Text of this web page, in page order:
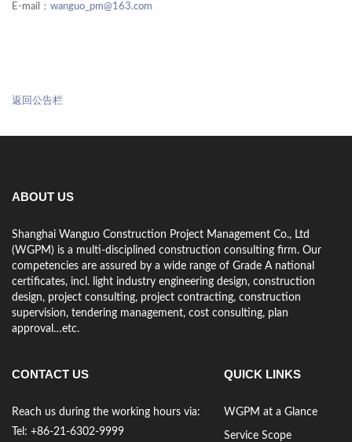
E-mail： wanguo_pm@163.com
返回公告栏
ABOUT US
Shanghai Wanguo Construction Project Management Co., Ltd
(WGPM) is a multi-disciplined construction consulting firm. Our
competencies are assured by a wide range of Grade A national
certificates, incl. light industry engineering design, construction
design, project consulting, project contracting, construction
supervision, tendering management, cost consulting, plan
approval…etc.
CONTACT US
Reach us during the working hours via:
Tel: +86-21-6302-9999
QUICK LINKS
WGPM at a Glance
Service Scope